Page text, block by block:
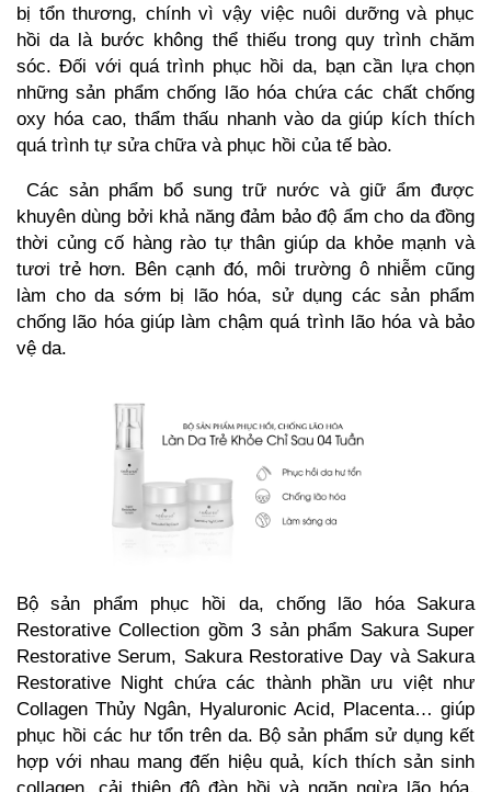
bị tổn thương, chính vì vậy việc nuôi dưỡng và phục
hồi da là bước không thể thiếu trong quy trình chăm
sóc. Đối với quá trình phục hồi da, bạn cần lựa chọn
những sản phẩmchống lão hóa chứa các chất chống
oxy hóa cao, thẩm thấu nhanh vào da giúp kích thích
quá trình tự sửa chữa và phục hồi của tế bào.
Các sản phẩm bổ sung trữ nước và giữ ẩm được
khuyên dùng bởi khả năng đảm bảo độ ẩm cho da đồng
thời củng cố hàng rào tự thân giúp da khỏe mạnh và
tươi trẻ hơn. Bên cạnh đó, môi trường ô nhiễm cũng
làm cho da sớm bị lão hóa, sử dụng các sản phẩm
chống lão hóa giúp làm chậm quá trình lão hóa và bảo
vệ da.
Bộ sản phẩm phục hồi da, chống lão hóa Sakura
Restorative Collection gồm 3 sản phẩm Sakura Super
Restorative Serum, Sakura Restorative Day và Sakura
Restorative Night chứa các thành phần ưu việt như
Collagen Thủy Ngân, Hyaluronic Acid, Placenta… giúp
phục hồi các hư tổn trên da. Bộ sản phẩm sử dụng kết
hợp với nhau mang đến hiệu quả, kích thích sản sinh
collagen, cải thiện độ đàn hồi và ngăn ngừa lão hóa,